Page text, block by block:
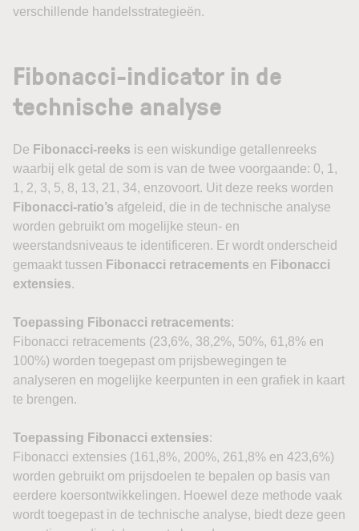
verschillende handelsstrategieën.
Fibonacci-indicator in de
technische analyse
De Fibonacci-reeks is een wiskundige getallenreeks
waarbij elk getal de som is van de twee voorgaande: 0, 1,
1, 2, 3, 5, 8, 13, 21, 34, enzovoort. Uit deze reeks worden
Fibonacci-ratio’s afgeleid, die in de technische analyse
worden gebruikt om mogelijke steun- en
weerstandsniveaus te identificeren. Er wordt onderscheid
gemaakt tussen Fibonacci retracements en Fibonacci
extensies.
Toepassing Fibonacci retracements:
Fibonacci retracements (23,6%, 38,2%, 50%, 61,8% en
100%) worden toegepast om prijsbewegingen te
analyseren en mogelijke keerpunten in een grafiek in kaart
te brengen.
Toepassing Fibonacci extensies:
Fibonacci extensies (161,8%, 200%, 261,8% en 423,6%)
worden gebruikt om prijsdoelen te bepalen op basis van
eerdere koersontwikkelingen. Hoewel deze methode vaak
wordt toegepast in de technische analyse, biedt deze geen